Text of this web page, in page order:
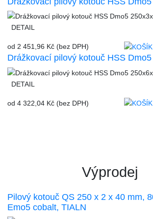
DETAIL
od 2 451,96 Kč (bez DPH)
Drážkovací pilový kotouč HSS
DETAIL
od 4 322,04 Kč (bez DPH)
Výprodej
Pilový kotouč QS 250 x 2 x 40 mm,
Emo5 cobalt, TIALN